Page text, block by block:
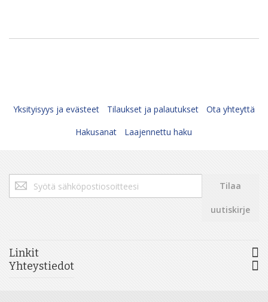
Yksityisyys ja evästeet Tilaukset ja palautukset
Ota yhteyttä
Hakusanat
Laajennettu haku
Tilaa
uutiskirjeemme:
Tilaa
uutiskirje
Linkit
Yhteystiedot